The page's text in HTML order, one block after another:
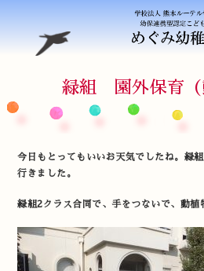
緑組 園外保育（
今日もとってもいいお天気でしたね。緑
行きました。
緑組2クラス合同で、手をつないで、動植